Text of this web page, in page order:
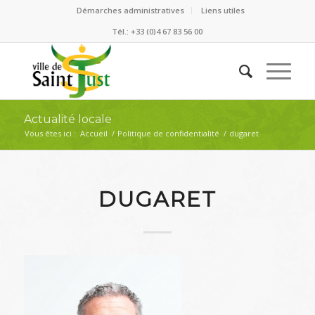
Démarches administratives
Liens utiles
Tél.: +33 (0)4 67 83 56 00
Actualité locale
Vous êtes ici : Accueil / Politique de confidentialité / dugaret
DUGARET